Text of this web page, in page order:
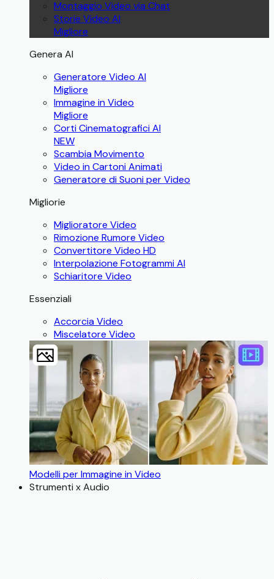
Montaggio Video via Chat
Storie Video AI
Migliore
Genera AI
Generatore Video AI
Migliore
Immagine in Video
Migliore
Corti Cinematografici AI
NEW
Scambia Movimento
Video in Cartoni Animati
Generatore di Suoni per Video
Migliorie
Miglioratore Video
Rimozione Rumore Video
Convertitore Video HD
Interpolazione Fotogrammi AI
Schiaritore Video
Essenziali
Accorcia Video
Miscelatore Video
Modelli per Immagine in Video
Strumenti x Audio